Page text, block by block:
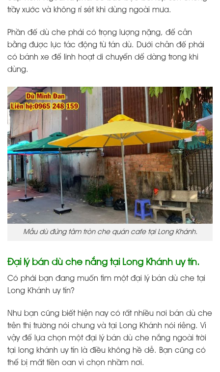
trầy xước và không rỉ sét khi dùng ngoài mưa.
Phần đế dù che phải có trọng lượng nặng, để cân
bằng được lực tác động từ tán dù. Dưới chân đế phải
có bánh xe để linh hoạt di chuyển dể dàng trong khi
dùng.
Mẫu dù đứng tâm tròn che quán cafe tại Long Khánh.
Đại lý bán dù che nắng tại Long Khánh uy tín.
Có phải bạn đang muốn tìm một đại lý bán dù che tại
Long Khánh uy tín?
Như bạn cũng biết hiện nay có rất nhiều nơi bán dù che
trên thị trường nói chung và tại Long Khánh nói riêng. Vì
vậy để lựa chọn một đại lý bán dù che nắng ngoài trời
tại long khánh uy tín là điều không hề dễ. Bạn cũng có
thể bị mất tiền oan vì chọn nhầm nơi.